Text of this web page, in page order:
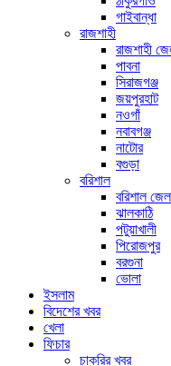
গাইবান্ধা
রাজশাহী
রাজশাহী
পাবনা
সিরাজগঞ্জ
জয়পুরহাট
নওগাঁ
নবাবগঞ্জ
নাটোর
বগুড়া
বরিশাল
বরিশাল
ঝালকাঠি
পটুয়াখালী
পিরোজপুর
বরগুনা
ভোলা
ইসলাম
বিদেশের খবর
খেলা
ফিচার
চাকরির খবর